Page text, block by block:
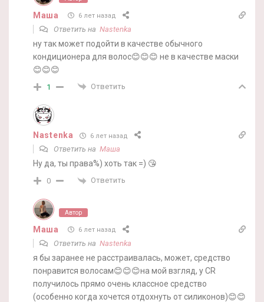
Маша 6 лет назад
Ответить на Nastenka
ну так может подойти в качестве обычного
кондиционера для волос😊😊😊 не в качестве маски
😊😊😊
1 Ответить
Nastenka 6 лет назад
Ответить на Маша
Ну да, ты права%) хоть так =) 😘
0 Ответить
Автор
Маша 6 лет назад
Ответить на Nastenka
я бы заранее не расстраивалась, может, средство
понравится волосам😊😊😊на мой взгляд, у CR
получилось прямо очень классное средство
(особенно когда хочется отдохнуть от силиконов)😊😊